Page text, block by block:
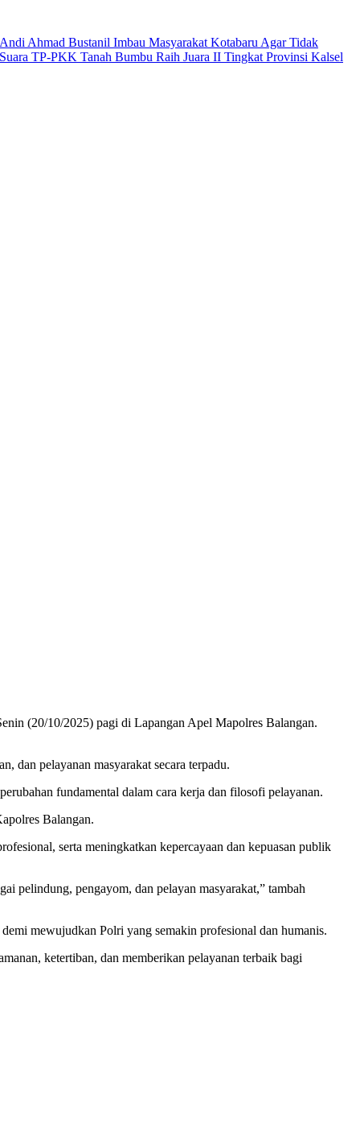
Ahmad Bustanil Imbau Masyarakat Kotabaru Agar Tidak
TP-PKK Tanah Bumbu Raih Juara II Tingkat Provinsi Kalsel
(20/10/2025) pagi di Lapangan Apel Mapolres Balangan.
dan pelayanan masyarakat secara terpadu.
fundamental dalam cara kerja dan filosofi pelayanan.
Balangan.
serta meningkatkan kepercayaan dan kepuasan publik
pelindung, pengayom, dan pelayan masyarakat,” tambah
mewujudkan Polri yang semakin profesional dan humanis.
ketertiban, dan memberikan pelayanan terbaik bagi